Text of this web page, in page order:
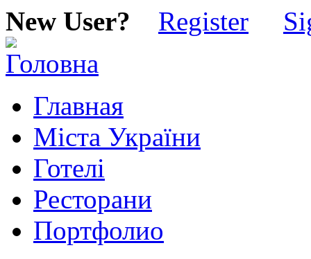
New User? Register
Главная
Міста України
Готелі
Ресторани
Портфолио